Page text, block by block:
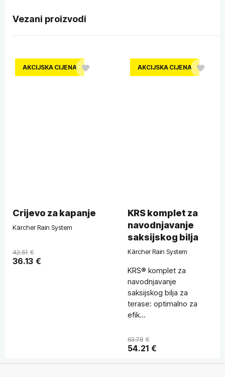
Vezani proizvodi
AKCIJSKA CIJENA
Crijevo za kapanje
Kärcher Rain System
€
42.51
€
36.13
AKCIJSKA CIJENA
KRS komplet za
navodnjavanje
saksijskog bilja
Kärcher Rain System
KRS® komplet za
navodnjavanje
saksijskog bilja za
terase: optimalno za
efik...
€
63.78
€
54.21